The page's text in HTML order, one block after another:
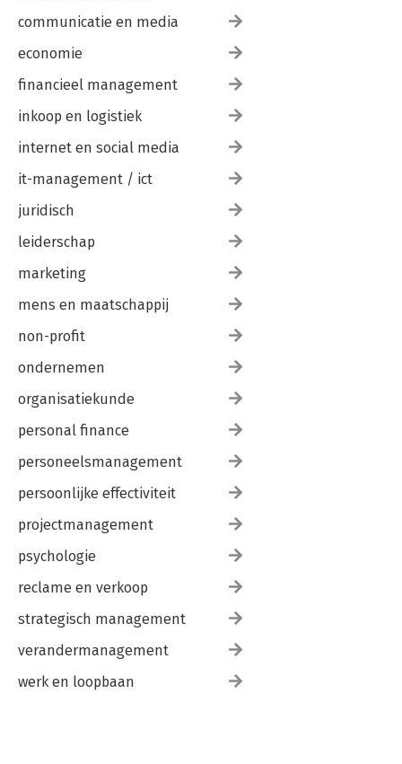
communicatie en media
economie
financieel management
inkoop en logistiek
internet en social media
it-management / ict
juridisch
leiderschap
marketing
mens en maatschappij
non-profit
ondernemen
organisatiekunde
personal finance
personeelsmanagement
persoonlijke effectiviteit
projectmanagement
psychologie
reclame en verkoop
strategisch management
verandermanagement
werk en loopbaan